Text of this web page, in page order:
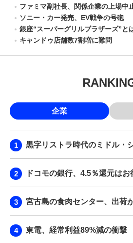
ファミマ副社長、関係企業の上場中
ソニー・カー発売、EV戦争の号砲
銀座“スーパーグリルブラザーズ”と
キャンドゥ店舗数7割増に難問
企業
黒字リストラ時代のミドル・
ドコモの銀行、4.5％還元はお
宮古島の食肉センター、出荷
東電、経常利益89%減の衝撃